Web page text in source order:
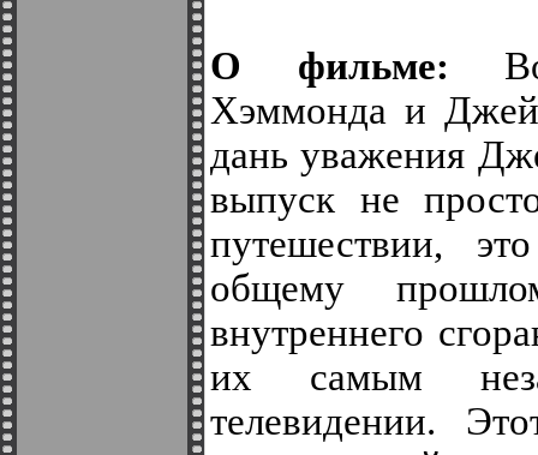
О фильме:
Хэммонда и
дань уважения
выпуск не
путешествии,
общему
внутреннего
их самым
телевидении.